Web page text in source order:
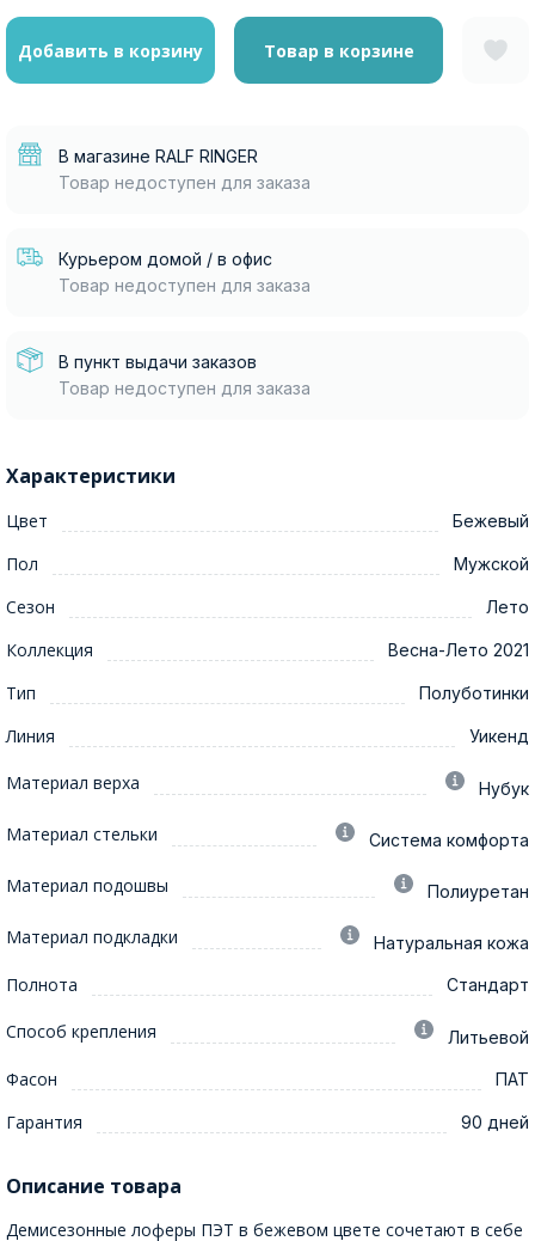
Добавить в корзину Товар в корзине
В магазине RALF RINGER
Товар недоступен для заказа
Курьером домой / в офис
Товар недоступен для заказа
В пункт выдачи заказов
Товар недоступен для заказа
Характеристики
Цвет Бежевый
Пол Мужской
Сезон Лето
Коллекция Весна-Лето 2021
Тип Полуботинки
Линия Уикенд
Материал верха Нубук
Материал стельки Система комфорта
Материал подошвы Полиуретан
Материал подкладки Натуральная кожа
Полнота Стандарт
Способ крепления Литьевой
Фасон ПАТ
Гарантия 90 дней
Описание товара
Демисезонные лоферы ПЭТ в бежевом цвете сочетают в себе